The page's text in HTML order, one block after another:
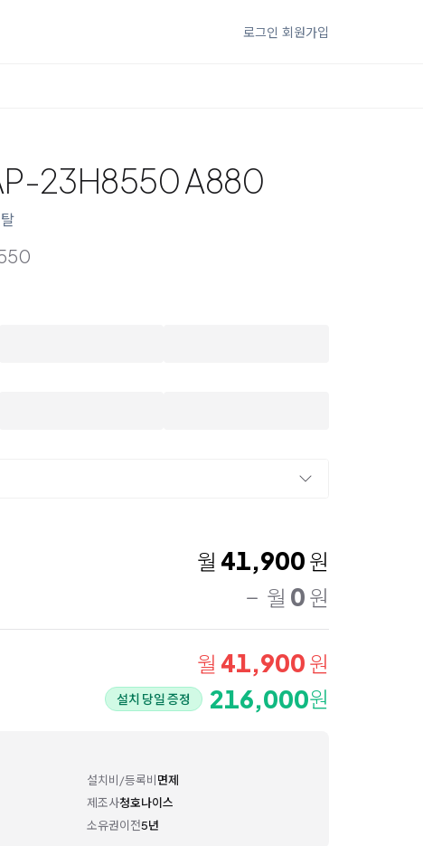
로그인 회원가입
23H8550 A880
월 41,900 원
월 0 원
월 41,900 원
설치 당일 증정 216,000원
설치비/등록비면제
제조사청호나이스
소유권이전5년